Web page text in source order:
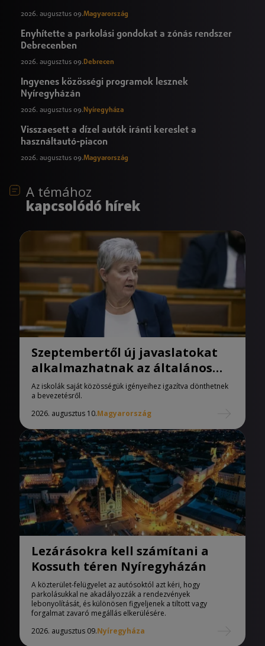
2026. augusztus 09.Magyarország
Enyhítette a parkolási gondokat a zónás rendszer
Debrecenben
2026. augusztus 09.Debrecen
Ingyenes közösségi programok lesznek
Nyíregyházán
2026. augusztus 09. Nyíregyháza
Visszaesett a dízel autók iránti kereslet a
használtautó-piacon
2026. augusztus 09.Magyarország
A témához
kapcsolódó hírek
Szeptembertől új javaslatokat
alkalmazhatnak az általános
iskolák
Az iskolák saját közösségük igényeihez igazítva dönthetnek
a bevezetésről.
2026. augusztus 10.Magyarország
Lezárásokra kell számítani a
Kossuth téren Nyíregyházán
A közterület-felügyelet az autósoktól azt kéri, hogy
parkolásukkal ne akadályozzák a rendezvények
lebonyolítását, és különösen figyeljenek a tiltott vagy
forgalmat zavaró megállás elkerülésére.
2026. augusztus 09.Nyíregyháza